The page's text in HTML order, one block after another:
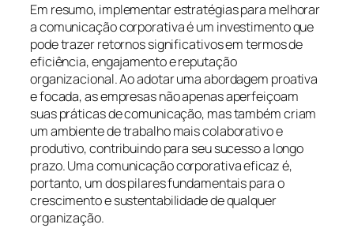
Em resumo, implementar estratégias para melhorar
a comunicação corporativa é um investimento que
pode trazer retornos significativos em termos de
eficiência, engajamento e reputação
organizacional. Ao adotar uma abordagem proativa
e focada, as empresas não apenas aperfeiçoam
suas práticas de comunicação, mas também criam
um ambiente de trabalho mais colaborativo e
produtivo, contribuindo para seu sucesso a longo
prazo. Uma comunicação corporativa eficaz é,
portanto, um dos pilares fundamentais para o
crescimento e sustentabilidade de qualquer
organização.